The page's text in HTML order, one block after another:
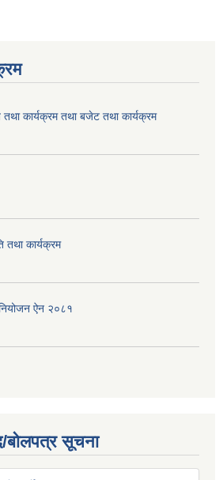
कार्यक्रम तथा बजेट तथा कार्यक्रम
कार्यक्रम
ऐन २०८१
बोलपत्र सूचना